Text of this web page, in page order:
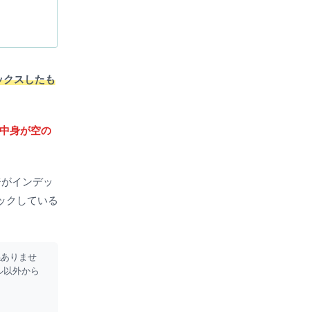
クスしたも
身が空の
インデッ
クしている
りませ
外から